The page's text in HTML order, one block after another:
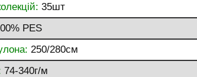
35шт
PES
250/280см
74-340г/м